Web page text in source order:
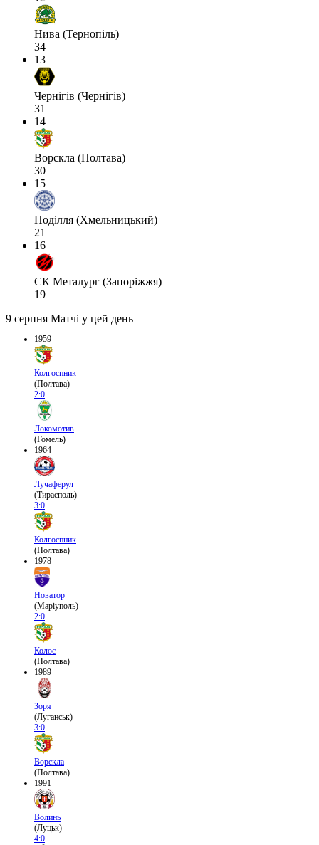
Нива (Тернопіль)
34
13
Чернігів (Чернігів)
31
14
Ворскла (Полтава)
30
15
Поділля (Хмельницький)
21
16
СК Металург (Запоріжжя)
19
9 серпня Матчі у цей день
1959
Колгоспник
(Полтава)
2:0
Локомотив
(Гомель)
1964
Лучаферул
(Тирасполь)
3:0
Колгоспник
(Полтава)
1978
Новатор
(Маріуполь)
2:0
Колос
(Полтава)
1989
Зоря
(Луганськ)
3:0
Ворскла
(Полтава)
1991
Волинь
(Луцьк)
4:0